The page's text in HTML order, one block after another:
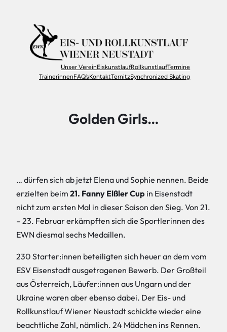
springen
Unser VereinEiskunstlaufRollkunstlaufTermine
TrainerinnenFAQ’sKontaktTernitzSynchronized Skating
Golden Girls…
… dürfen sich ab jetzt Elena und Sophie nennen. Beide
erzielten beim 21. Fanny Elßler Cup in Eisenstadt
nicht zum ersten Mal in dieser Saison den Sieg. Von 21.
– 23. Februar erkämpften sich die Sportlerinnen des
EWN diesmal sechs Medaillen.
230 Starter:innen beteiligten sich heuer an dem vom
ESV Eisenstadt ausgetragenen Bewerb. Der Großteil
aus Österreich, Läufer:innen aus Ungarn und der
Ukraine waren aber ebenso dabei. Der Eis- und
Rollkunstlauf Wiener Neustadt schickte wieder eine
beachtliche Zahl, nämlich. 24 Mädchen ins Rennen.